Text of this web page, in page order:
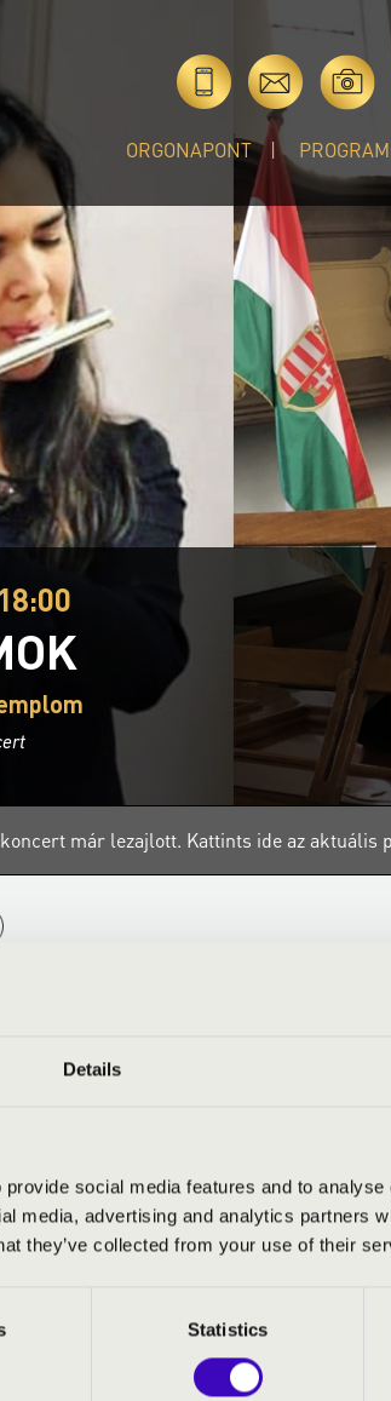
Details
social media features and to
media, advertising and analytics partners
they’ve collected from your use of their
Statistics
ORGONAPONT
már lezajlott. Kattints ide az aktuális
– Bergére captive, Jade